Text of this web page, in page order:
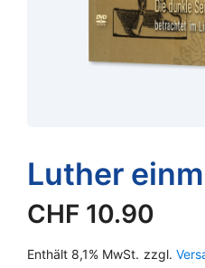
Luther
CHF 10.90
Enthält 8,1% MwSt. zzgl.